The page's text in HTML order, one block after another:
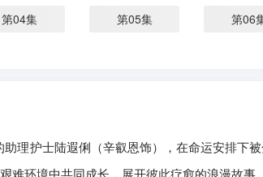
第04集 第05集 第06
理护士陆遐俐（辛叡恩饰），在命运安排下
难环境中共同成长，展开彼此疗愈的浪漫故事。